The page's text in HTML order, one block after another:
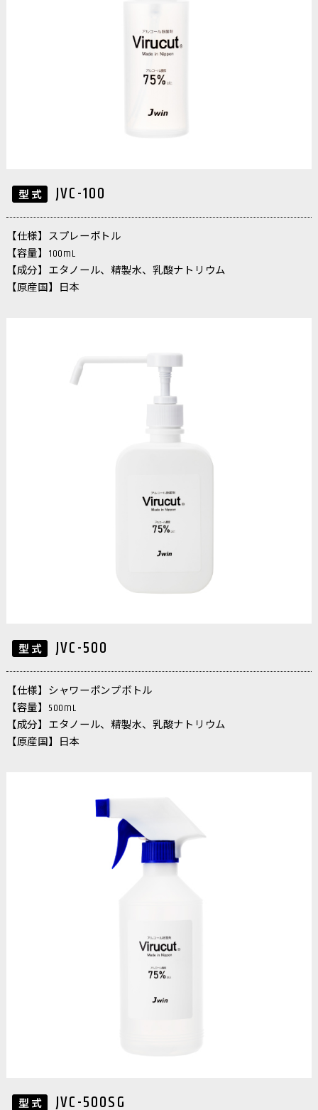
JVC-100
【仕様】スプレーボトル
【容量】100mL
【成分】エタノール、精製水、乳酸ナトリウム
【原産国】日本
JVC-500
【仕様】シャワーポンプボトル
【容量】500mL
【成分】エタノール、精製水、乳酸ナトリウム
【原産国】日本
JVC-500SG